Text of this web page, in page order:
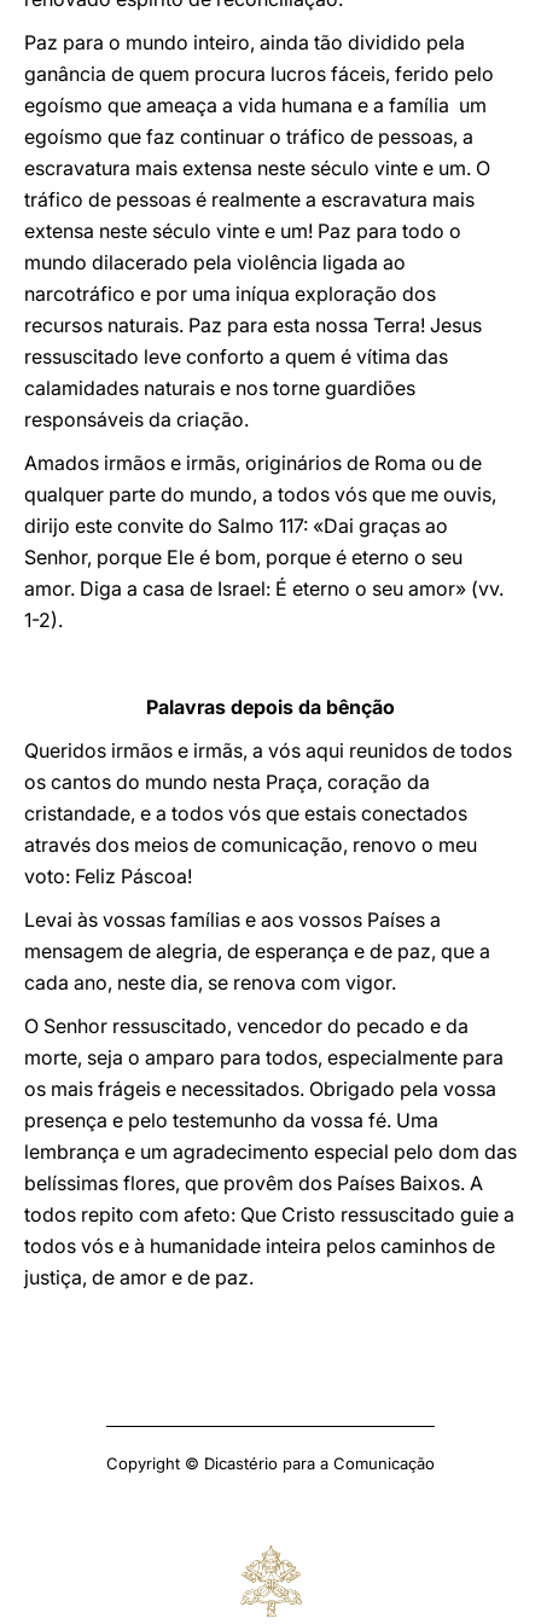
Paz para o mundo inteiro, ainda tão dividido pela
ganância de quem procura lucros fáceis, ferido pelo
egoísmo que ameaça a vida humana e a família  um
egoísmo que faz continuar o tráfico de pessoas, a
escravatura mais extensa neste século vinte e um. O
tráfico de pessoas é realmente a escravatura mais
extensa neste século vinte e um! Paz para todo o
mundo dilacerado pela violência ligada ao
narcotráfico e por uma iníqua exploração dos
recursos naturais. Paz para esta nossa Terra! Jesus
ressuscitado leve conforto a quem é vítima das
calamidades naturais e nos torne guardiões
responsáveis da criação.
Amados irmãos e irmãs, originários de Roma ou de
qualquer parte do mundo, a todos vós que me ouvis,
dirijo este convite do Salmo 117: «Dai graças ao
Senhor, porque Ele é bom, porque é eterno o seu
amor. Diga a casa de Israel: É eterno o seu amor» (vv.
1-2).
Palavras depois da bênção
Queridos irmãos e irmãs, a vós aqui reunidos de todos
os cantos do mundo nesta Praça, coração da
cristandade, e a todos vós que estais conectados
através dos meios de comunicação, renovo o meu
voto: Feliz Páscoa!
Levai às vossas famílias e aos vossos Países a
mensagem de alegria, de esperança e de paz, que a
cada ano, neste dia, se renova com vigor.
O Senhor ressuscitado, vencedor do pecado e da
morte, seja o amparo para todos, especialmente para
os mais frágeis e necessitados. Obrigado pela vossa
presença e pelo testemunho da vossa fé. Uma
lembrança e um agradecimento especial pelo dom das
belíssimas flores, que provêm dos Países Baixos. A
todos repito com afeto: Que Cristo ressuscitado guie a
todos vós e à humanidade inteira pelos caminhos de
justiça, de amor e de paz.
Copyright © Dicastério para a Comunicação